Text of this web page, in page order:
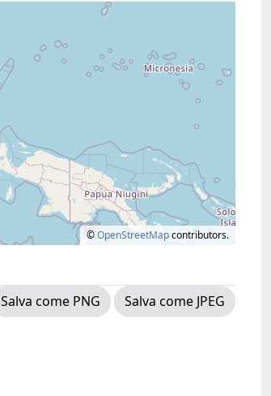
©OpenStreetMapcontributors.
Salva come PNG
Salva come JPEG